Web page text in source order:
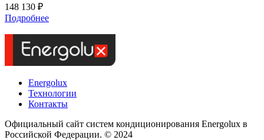
148 130 ₽
Подробнее
Energolux
Технологии
Контакты
Официальный сайт систем кондиционирования Energolux в
Российской Федерации. © 2024